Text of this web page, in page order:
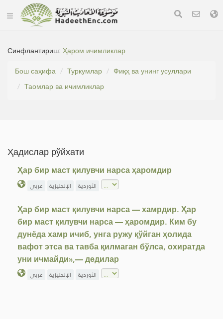
Синфлантириш:Ҳаром ичимликлар
Бош саҳифа
Туркумлар
Фиқҳ ва унинг усуллари
Таомлар ва ичимликлар
Ҳадислар рўйхати
Ҳар бир маст қилувчи нарса ҳаромдир
عربي الإنجليزية الأوردية
Ҳар бир маст қилувчи нарса — хамрдир. Ҳар
бир маст қилувчи нарса — ҳаромдир. Ким бу
дунёда хамр ичиб, унга ружу қўйган ҳолида
вафот этса ва тавба қилмаган бўлса, охиратда
уни ичмайди»,— дедилар
عربي الإنجليزية الأوردية